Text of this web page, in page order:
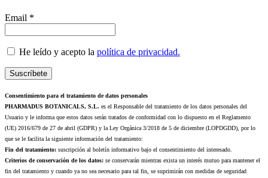
Email *
He leído y acepto la política de privacidad.
Consentimiento para el tratamiento de datos personales
PHARMADUS BOTANICALS, S.L. es el Responsable del tratamiento de los datos personales del
Usuario y le informa que estos datos serán tratados de conformidad con lo dispuesto en el Reglamento
(UE) 2016/679 de 27 de abril (GDPR) y la Ley Orgánica 3/2018 de 5 de diciembre (LOPDGDD), por lo
que se le facilita la siguiente información del tratamiento:
Fin del tratamiento: suscripción al boletín informativo bajo el consentimiento del interesado.
Criterios de conservación de los datos: se conservarán mientras exista un interés mutuo para mantener el
fin del tratamiento y cuando ya no sea necesario para tal fin, se suprimirán con medidas de seguridad